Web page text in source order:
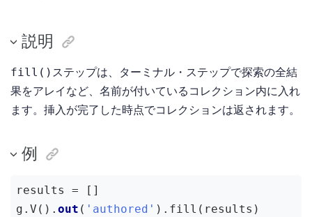
説明
fill() ステップは、ターミナル・ステップで探索の全結
果をアレイなど、名前が付いているコレクション内に入れ
ます。挿入が完了した時点でコレクションは返されます。
例
results = []
g.V(). out ( 'authored' ).fill(results)